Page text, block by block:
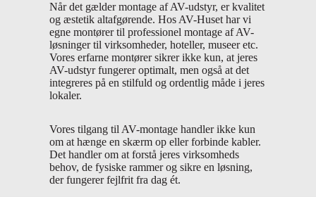
Når det gælder montage af AV-udstyr, er kvalitet
og æstetik altafgørende. Hos AV-Huset har vi
egne montører til professionel montage af AV-
løsninger til virksomheder, hoteller, museer etc.
Vores erfarne montører sikrer ikke kun, at jeres
AV-udstyr fungerer optimalt, men også at det
integreres på en stilfuld og ordentlig måde i jeres
lokaler.
Vores tilgang til AV-montage handler ikke kun
om at hænge en skærm op eller forbinde kabler.
Det handler om at forstå jeres virksomheds
behov, de fysiske rammer og sikre en løsning,
der fungerer fejlfrit fra dag ét.